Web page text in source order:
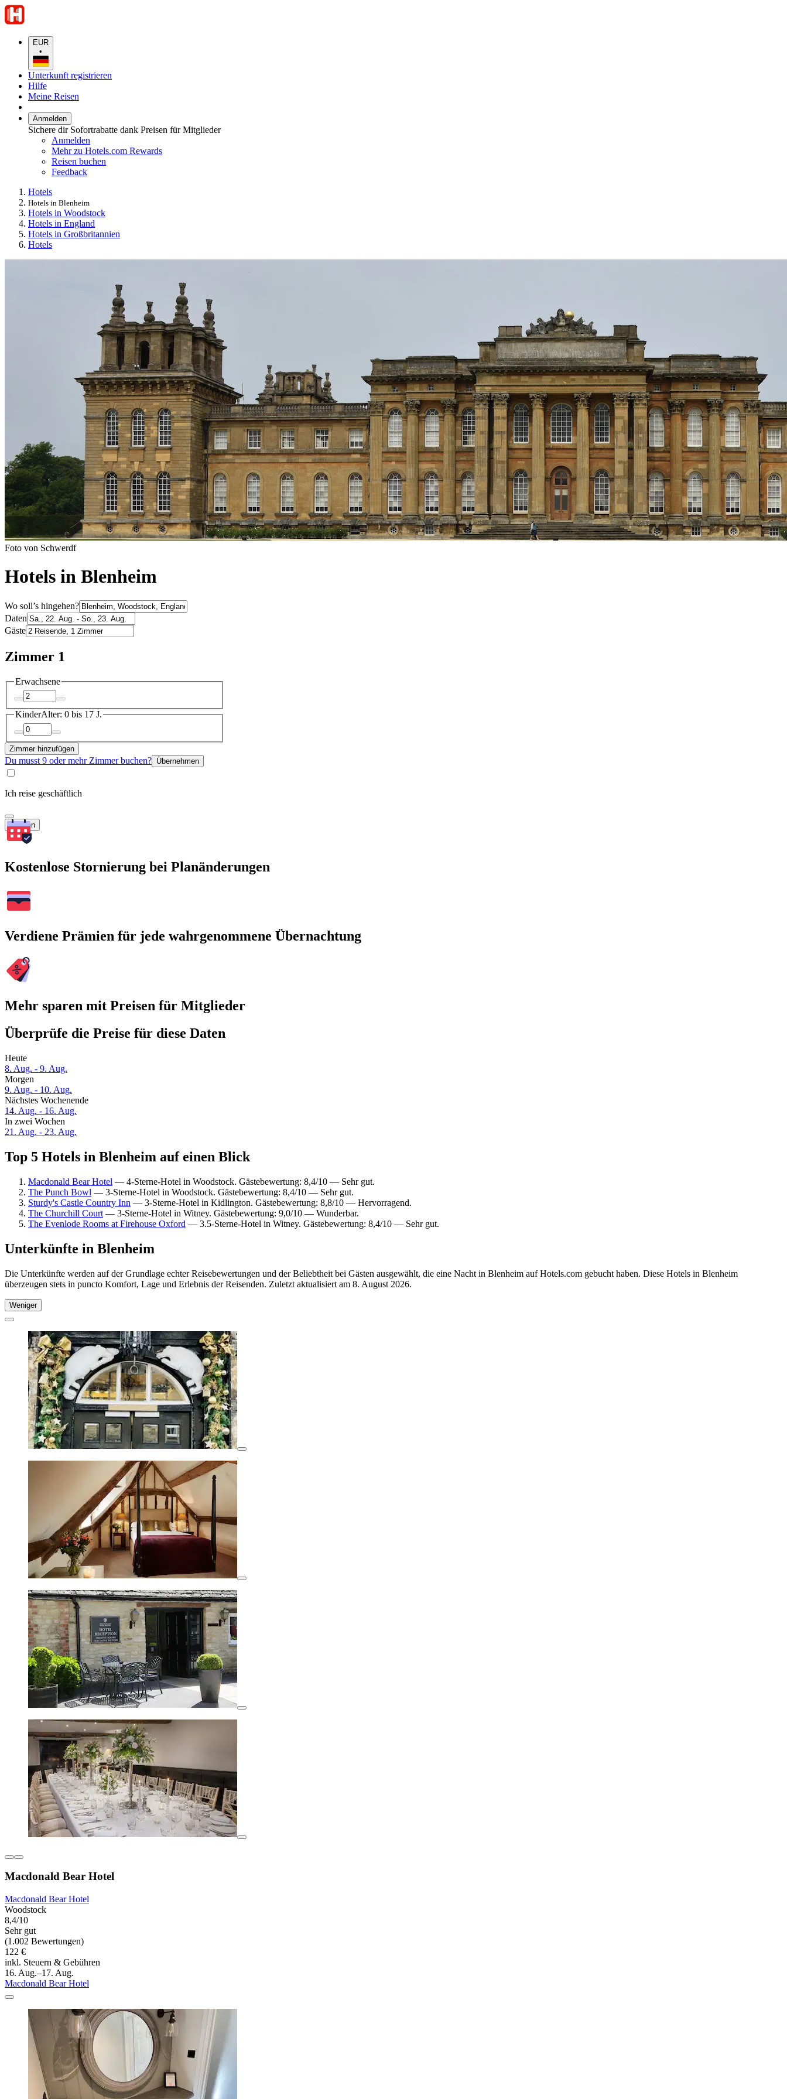
EUR
•
Unterkunft registrieren
Hilfe
Meine Reisen
Anmelden
Sichere dir Sofortrabatte dank Preisen für Mitglieder
Anmelden
Mehr zu Hotels.com Rewards
Reisen buchen
Feedback
Hotels
Hotels in Blenheim
Hotels in Woodstock
Hotels in England
Hotels in Großbritannien
Hotels
Foto von Schwerdf
Hotels in Blenheim
Wo soll’s hingehen?
Daten
Gäste
Zimmer 1
Erwachsene
KinderAlter: 0 bis 17 J.
Zimmer hinzufügen
Du musst 9 oder mehr Zimmer buchen? Übernehmen
Ich reise geschäftlich
Suchen
Kostenlose Stornierung bei Planänderungen
Verdiene Prämien für jede wahrgenommene Übernachtung
Mehr sparen mit Preisen für Mitglieder
Überprüfe die Preise für diese Daten
Heute
8. Aug. - 9. Aug.
Morgen
9. Aug. - 10. Aug.
Nächstes Wochenende
14. Aug. - 16. Aug.
In zwei Wochen
21. Aug. - 23. Aug.
Top 5 Hotels in Blenheim auf einen Blick
Macdonald Bear Hotel — 4-Sterne-Hotel in Woodstock. Gästebewertung: 8,4/10 — Sehr gut.
The Punch Bowl — 3-Sterne-Hotel in Woodstock. Gästebewertung: 8,4/10 — Sehr gut.
Sturdy's Castle Country Inn — 3-Sterne-Hotel in Kidlington. Gästebewertung: 8,8/10 — Hervorragend.
The Churchill Court — 3-Sterne-Hotel in Witney. Gästebewertung: 9,0/10 — Wunderbar.
The Evenlode Rooms at Firehouse Oxford — 3.5-Sterne-Hotel in Witney. Gästebewertung: 8,4/10 — Sehr gut.
Unterkünfte in Blenheim
Die Unterkünfte werden auf der Grundlage echter Reisebewertungen und der Beliebtheit bei Gästen ausgewählt, die eine Nacht in Blenheim auf Hotels.com gebucht haben. Diese Hotels in Blenheim
überzeugen stets in puncto Komfort, Lage und Erlebnis der Reisenden. Zuletzt aktualisiert am 8. August 2026.
Weniger
Macdonald Bear Hotel
Macdonald Bear Hotel
Woodstock
8,4/10
Sehr gut
(1.002 Bewertungen)
122 €
inkl. Steuern & Gebühren
16. Aug.–17. Aug.
Macdonald Bear Hotel